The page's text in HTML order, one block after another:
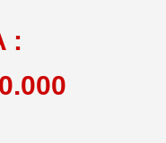
: